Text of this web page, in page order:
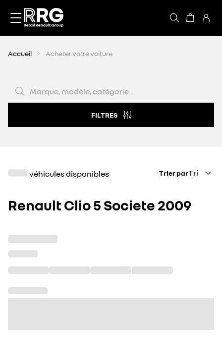
Accueil Acheter votre voiture
FILTRES
véhicules disponibles Trier parTri
Renault Clio 5 Societe 2009